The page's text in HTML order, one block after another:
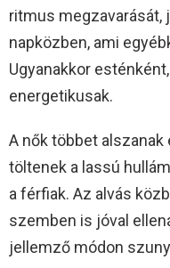
ritmus megzavarását,
napközben, ami
Ugyanakkor
energetikusak.
A nők többet
töltenek a lassú
a férfiak. Az alvás
szemben is jóval
jellemző módon